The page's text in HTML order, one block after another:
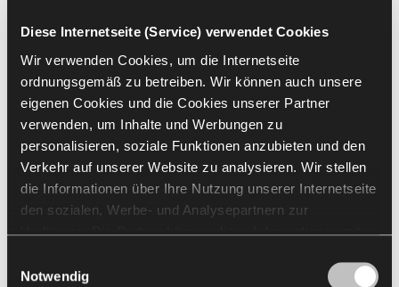
Diese Internetseite (Service) verwendet Cookies
Wir verwenden Cookies, um die Internetseite
ordnungsgemäß zu betreiben. Wir können auch unsere
eigenen Cookies und die Cookies unserer Partner
verwenden, um Inhalte und Werbungen zu
personalisieren, soziale Funktionen anzubieten und den
Verkehr auf unserer Website zu analysieren. Wir stellen
die Informationen über Ihre Nutzung unserer Internetseite
den sozialen, Werbe- und Analysepartnern zur
Verfügung. Die Partner können diese Informationen mit
erhaltenen Daten kombinieren. Die Verwendung von
Notwendig